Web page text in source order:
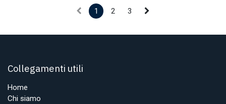
1 2 3
Collegamenti utili
Home
Chi siamo